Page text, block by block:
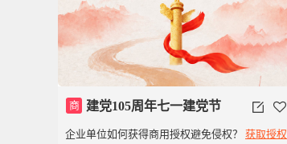
商 建党105周年七一建党节
企业单位如何获得商用授权避免侵权？ 获取授权